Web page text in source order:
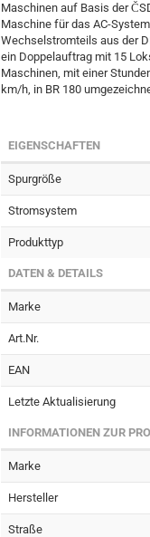
Maschinen auf Basis der
Maschine für das AC-
Wechselstromteils aus der
ein Doppelauftrag mit 15
Maschinen, mit einer
km/h, in BR 180
EIGENSCHAFTEN
Spurgröße
Stromsystem
Produkttyp
DATEN & DETAILS
Marke
Art.Nr.
EAN
Letzte Aktualisierung
INFORMATIONEN ZUR
Marke
Hersteller
Straße